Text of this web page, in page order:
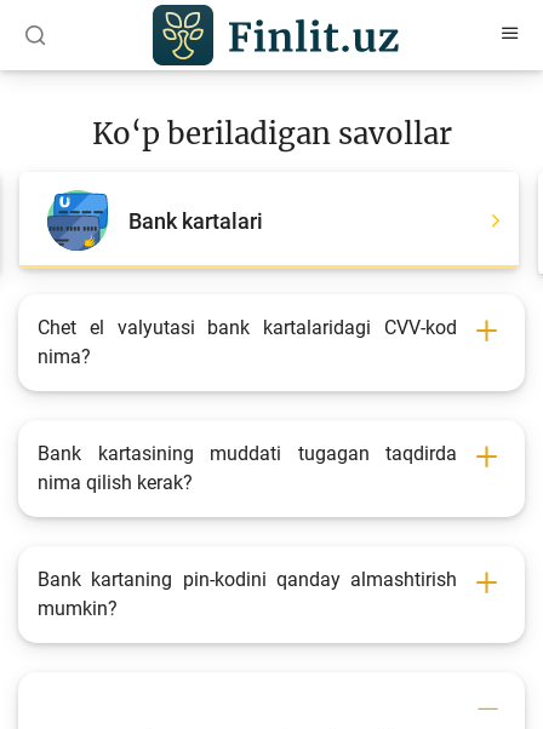
Maqolalar
O‘quv qo‘llanmalar
Loyihalar
Depozit va kredit kalkulyatorlari
So‘rovnoma
So‘rovlar
Fotogalereya
Loyiha haqida
Ko‘p beriladigan savollar
Bank kartalari
Chet el valyutasi bank kartalaridagi CVV-kod
nima?
Bank kartasining muddati tugagan taqdirda
nima qilish kerak?
Bank kartaning pin-kodini qanday almashtirish
mumkin?